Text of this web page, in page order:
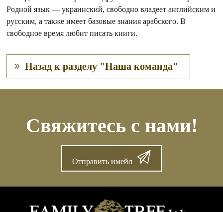
Родной язык — украинский, свободно владеет английским и
русским, а также имеет базовые знания арабского. В
свободное время любит писать книги.
Назад к разделу "Наша команда"
Свяжитесь с нами!
Отправить имейл